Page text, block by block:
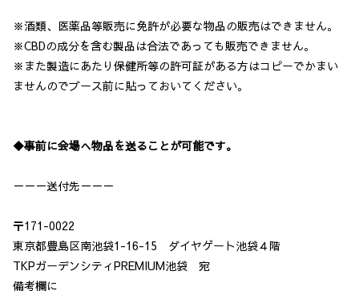
※酒類、医薬品等販売に免許が必要な物品の販売はできません。
※CBDの成分を含む製品は合法であっても販売できません。
※また製造にあたり保健所等の許可証がある方はコピーでかまい
ませんのでブース前に貼っておいてください。
◆事前に会場へ物品を送ることが可能です。
－－－送付先－－－
〒171-0022
東京都豊島区南池袋1-16-15 ダイヤゲート池袋４階
TKPガーデンシティPREMIUM池袋 宛
備考欄に